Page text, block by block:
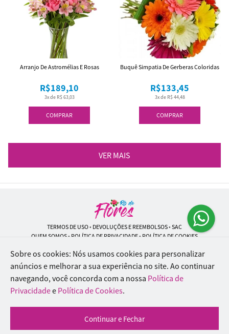
COMPRAR
3x de R$ 63,03
R$189,10
Arranjo De Astromélias E Rosas
COMPRAR
3x de R$ 44,48
R$133,45
Buquê Simpatia De Gerberas Coloridas
VER MAIS
TERMOS DE USO• DEVOLUÇÕES E REEMBOLSOS• SAC
QUEM SOMOS• POLÍTICA DE PRIVACIDADE• POLÍTICA DE COOKIES
Rio de Flores | CNPJ: 18.184.423/0001-74
Rua Lopes Trovão, 42 - Rio de Janeiro - RJ - 20.920-340
WhatsApp: (21) 96451-9290| Telefone: (21) 9 6715-9790
© 2024-2026 - Todos os direitos reservados - Desenvolvido por
Inteligentes
Sobre os cookies: Nós usamos cookies para personalizar
anúncios e melhorar a sua experiência no site. Ao continuar
navegando, você concorda com a nossa Política de
Privacidadee Política de Cookies.
Continuar e Fechar